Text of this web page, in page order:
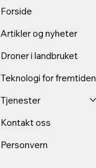
Forside
Artikler og nyheter
Droner i landbruket
Teknologi for fremtiden
Tjenester
Kontakt oss
Personvern